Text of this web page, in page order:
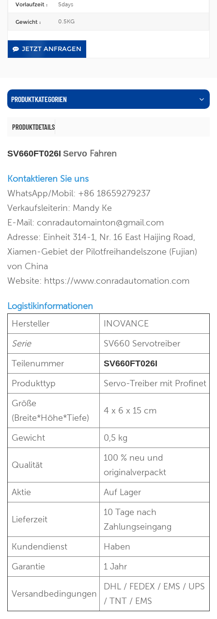
Vorlaufzeit : 5days
Gewicht : 0.5KG
JETZT ANFRAGEN
PRODUKTKATEGORIEN
PRODUKTDETAILS
SV660FT026I Servo Fahren
Kontaktieren Sie uns
WhatsApp/Mobil: +86 18659279237
Verkaufsleiterin: Mandy Ke
E-Mail: conradautomainton@gmail.com
Adresse: Einheit 314-1, Nr. 16 East Haijing Road,
Xiamen-Gebiet der Pilotfreihandelszone (Fujian)
von China
Website: https://www.conradautomation.com
Logistikinformationen
Hersteller
INOVANCE
Serie
SV660 Servotreiber
Teilenummer
SV660FT026I
Produkttyp
Servo-Treiber mit Profinet
Größe
(Breite*Höhe*Tiefe)
4 x 6 x 15 cm
Gewicht 0,5 kg
Qualität
100 % neu und
originalverpackt
Aktie
Auf Lager
Lieferzeit
10 Tage nach
Zahlungseingang
Kundendienst
Haben
Garantie
1 Jahr
Versandbedingungen
DHL / FEDEX / EMS / UPS
/ TNT / EMS